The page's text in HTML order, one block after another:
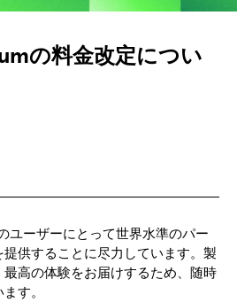
の料金改定につい
ーザーにとって世界水準のパー
供することに尽力しています。製
高の体験をお届けするため、随時
す。